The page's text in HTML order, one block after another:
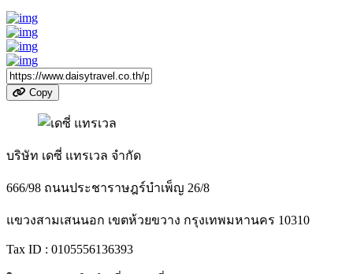
Copy
บริษัท เดซี่ แทรเวล จำกัด
666/98 ถนนประชาราษฎร์บำเพ็ญ 26/8
แขวงสามเสนนอก เขตห้วยขวาง กรุงเทพมหานคร 10310
Tax ID : 0105556136393